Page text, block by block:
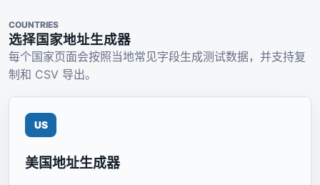
COUNTRIES
选择国家地址生成器
每个国家页面会按照当地常见字段生成测试数据，并支持复
制和 CSV 导出。
US
美国地址生成器